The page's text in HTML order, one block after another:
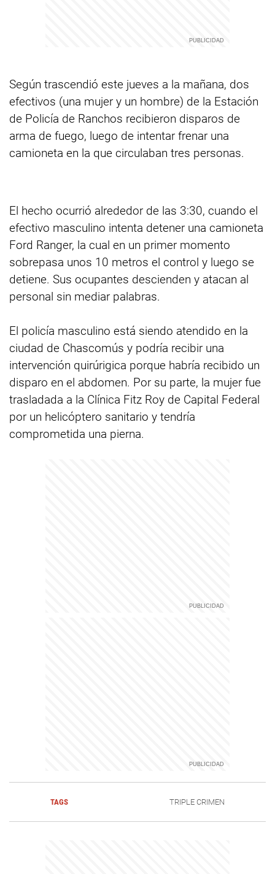
Según trascendió este jueves a la mañana, dos
efectivos (una mujer y un hombre) de la Estación
de Policía de Ranchos recibieron disparos de
arma de fuego, luego de intentar frenar una
camioneta en la que circulaban tres personas.
El hecho ocurrió alrededor de las 3:30, cuando el
efectivo masculino intenta detener una camioneta
Ford Ranger, la cual en un primer momento
sobrepasa unos 10 metros el control y luego se
detiene. Sus ocupantes descienden y atacan al
personal sin mediar palabras.
El policía masculino está siendo atendido en la
ciudad de Chascomús y podría recibir una
intervención quirúrigica porque habría recibido un
disparo en el abdomen. Por su parte, la mujer fue
trasladada a la Clínica Fitz Roy de Capital Federal
por un helicóptero sanitario y tendría
comprometida una pierna.
TAGS TRIPLE CRIMEN